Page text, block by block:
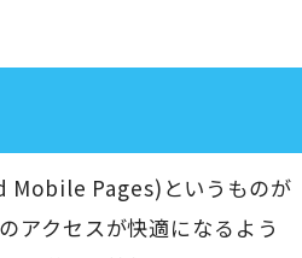
Pages)というものが
アクセスが快適になるよう